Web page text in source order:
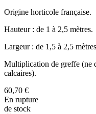
Origine horticole française.
Hauteur : de 1 à 2,5 mètres.
Largeur : de 1,5 à 2,5
Multiplication de greffe (ne
calcaires).
60,70 €
En rupture
de stock